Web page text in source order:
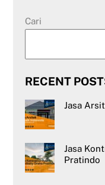
Cari
RECENT
Jasa
Jasa
Pratindo